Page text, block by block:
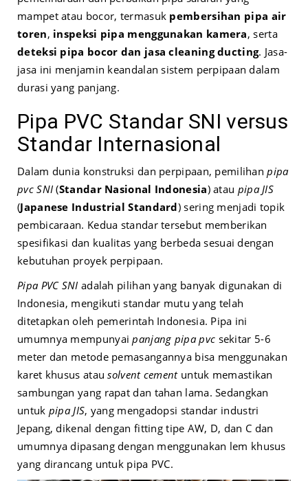
mampet atau bocor, termasuk pembersihan pipa air
toren, inspeksi pipa menggunakan kamera, serta
deteksi pipa bocor dan jasa cleaning ducting. Jasa-
jasa ini menjamin keandalan sistem perpipaan dalam
durasi yang panjang.
Pipa PVC Standar SNI versus
Standar Internasional
Dalam dunia konstruksi dan perpipaan, pemilihanpipa
pvc SNI (Standar Nasional Indonesia) atau pipa JIS
(Japanese Industrial Standard) sering menjadi topik
pembicaraan. Kedua standar tersebut memberikan
spesifikasi dan kualitas yang berbeda sesuai dengan
kebutuhan proyek perpipaan.
Pipa PVC SNI adalah pilihan yang banyak digunakan di
Indonesia, mengikuti standar mutu yang telah
ditetapkan oleh pemerintah Indonesia. Pipa ini
umumnya mempunyaipanjang pipa pvc sekitar 5-6
meter dan metode pemasangannya bisa menggunakan
karet khusus atausolvent cementuntuk memastikan
sambungan yang rapat dan tahan lama. Sedangkan
untuk pipa JIS, yang mengadopsi standar industri
Jepang, dikenal dengan fitting tipe AW, D, dan C dan
umumnya dipasang dengan menggunakan lem khusus
yang dirancang untuk pipa PVC.